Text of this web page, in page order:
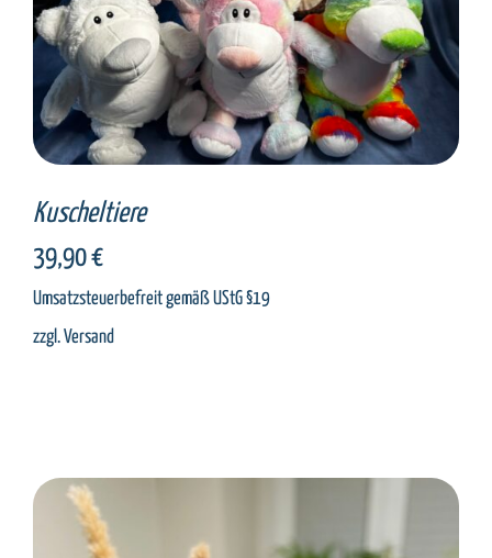
SELECT OPTIONS / DETAILS
Kuscheltiere
39,90€
Umsatzsteuerbefreit gemäß UStG §19
zzgl.Versand